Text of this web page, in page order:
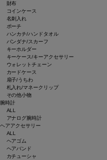
財布
コインケース
名刺入れ
ポーチ
ハンカチ/ハンドタオル
バンダナ/スカーフ
キーホルダー
キーケース/キーアクセサリー
ウォレットチェーン
カードケース
扇子/うちわ
札入れ/マネークリップ
その他小物
腕時計
ALL
アナログ腕時計
ヘアアクセサリー
ALL
ヘアゴム
ヘアバンド
カチューシャ